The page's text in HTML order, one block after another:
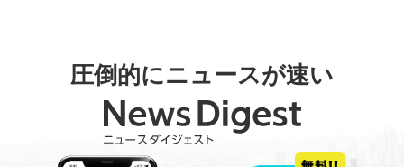
圧倒的にニュースが速い